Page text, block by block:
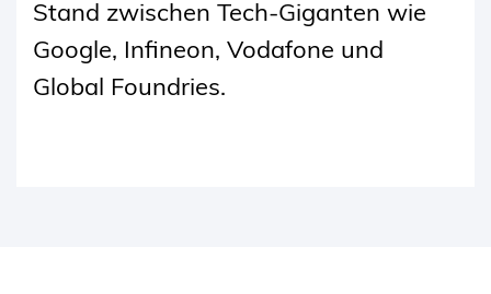
Stand zwischen Tech-Giganten wie
Google, Infineon, Vodafone und
Global Foundries.